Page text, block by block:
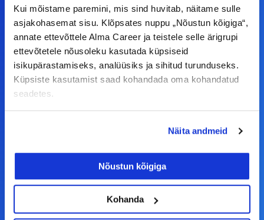
Kui mõistame paremini, mis sind huvitab, näitame sulle
asjakohasemat sisu. Klõpsates nuppu „Nõustun kõigiga“,
annate ettevõttele Alma Career ja teistele selle ärigrupi
ettevõtetele nõusoleku kasutada küpsiseid
isikupärastamiseks, analüüsiks ja sihitud turunduseks.
Küpsiste kasutamist saad kohandada oma kohandatud
seadetes.
Näita andmeid
Nõustun kõigiga
Kohanda
F
a
c
e
b
k
-
I
n
s
t
a
a
m
L
i
n
k
e
n
Y
o
u
t
u
b
e
© Alma Career Estonia OÜ
Tööpakkumised
KKK
Kasutustingimused